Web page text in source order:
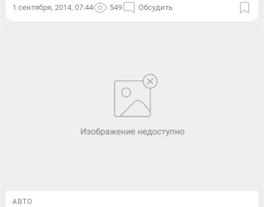
1 сентября, 2014, 07:44 549 Обсудить
АВТО